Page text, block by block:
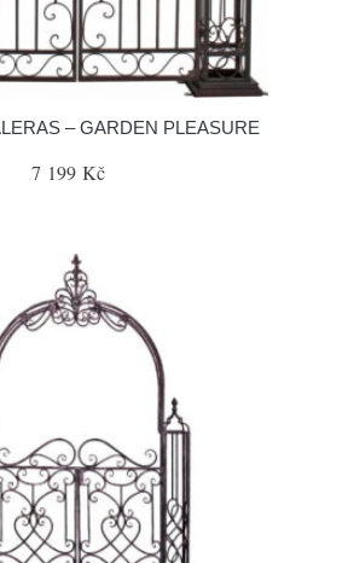
– GARDEN PLEASURE
7 199 Kč